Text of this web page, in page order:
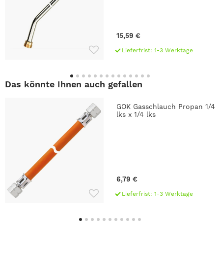
15,59 €
Lieferfrist: 1-3 Werktage
Das könnte Ihnen auch gefallen
GOK Gasschlauch Propan 1/4
lks x 1/4 lks
6,79 €
Lieferfrist: 1-3 Werktage